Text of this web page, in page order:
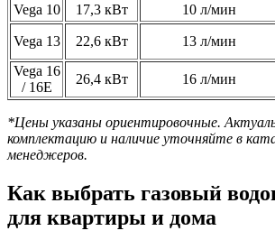
Vega 10
17,3 кВт 10 л/мин
Vega 13
22,6 кВт 13 л/мин
Vega 16
/ 16E
26,4 кВт 16 л/мин
*Цены указаны ориентировочные.
комплектацию и наличие уточняйте в
менеджеров.
Как выбрать газовый
для квартиры и дома